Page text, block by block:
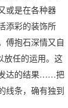
或是在各种器
添彩的装饰所
傅抱石深情又自
放任的运用。这
发达的结果……把
线条，确有独到